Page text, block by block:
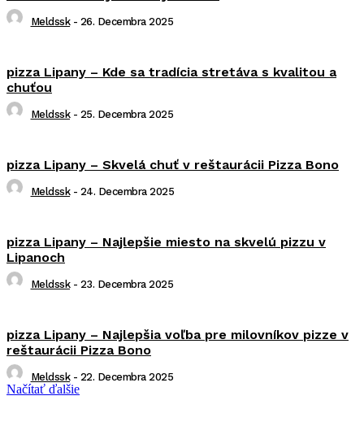
Meldssk - 26. Decembra 2025
pizza Lipany – Kde sa tradícia stretáva s kvalitou a
chuťou
Meldssk - 25. Decembra 2025
pizza Lipany – Skvelá chuť v reštaurácii Pizza Bono
Meldssk - 24. Decembra 2025
pizza Lipany – Najlepšie miesto na skvelú pizzu v
Lipanoch
Meldssk - 23. Decembra 2025
pizza Lipany – Najlepšia voľba pre milovníkov pizze v
reštaurácii Pizza Bono
Meldssk - 22. Decembra 2025
Načítať ďalšie